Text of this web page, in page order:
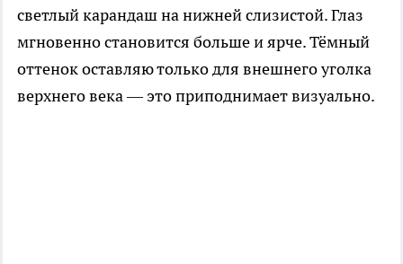
светлый карандаш на нижней слизистой. Глаз
мгновенно становится больше и ярче. Тёмный
оттенок оставляю только для внешнего уголка
верхнего века — это приподнимает визуально.